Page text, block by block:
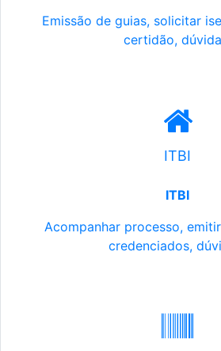
Emissão de guias, solicitar
certidão,
ITBI
ITBI
Acompanhar processo,
credenciados,